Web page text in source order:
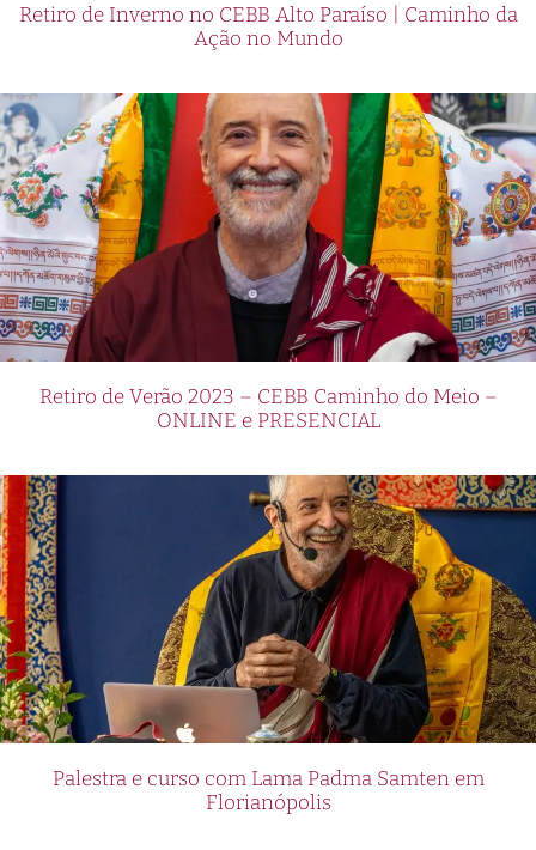
Retiro de Inverno no CEBB Alto Paraíso | Caminho da
Ação no Mundo
Retiro de Verão 2023 – CEBB Caminho do Meio –
ONLINE e PRESENCIAL
Palestra e curso com Lama Padma Samten em
Florianópolis